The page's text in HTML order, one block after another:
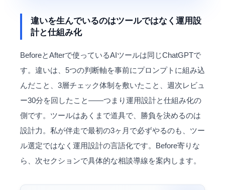
違いを生んでいるのはツールではなく運用設
計と仕組み化
BeforeとAfterで使っているAIツールは同じChatGPTで
す。違いは、5つの判断軸を事前にプロンプトに組み込
んだこと、3層チェック体制を敷いたこと、週次レビュ
ー30分を回したこと——つまり運用設計と仕組み化の
側です。ツールはあくまで道具で、勝負を決めるのは
設計力。私が伴走で最初の3ヶ月で必ずやるのも、ツー
ル選定ではなく運用設計の言語化です。Before寄りな
ら、次セクションで具体的な相談導線を案内します。